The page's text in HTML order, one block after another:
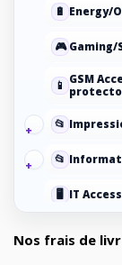
🔋 Energy/
🎮 Gaming/
📱 GSM
📂
📂
🖥️ IT
Nos frais de